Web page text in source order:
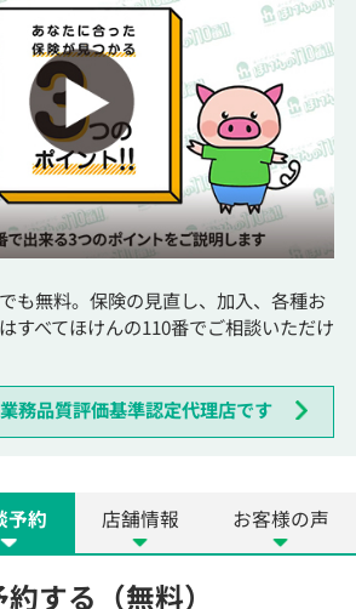
も無料。保険の見直し、加入、各種お
すべてほけんの110番でご相談いただけ
務品質評価基準認定代理店です
予約 店舗情報 お客様の声
する（無料）